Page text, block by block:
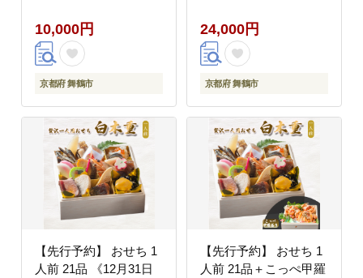
寄せ 京都 舞鶴 凡愚
10,000円
京都府 舞鶴市
理 盛り付け済み 取り分
け不要 年末 お取り寄せ
年内発送
24,000円
京都府 舞鶴市
【先行予約】 おせち 1
人前 21品 《12月31日
【先行予約】 おせち 1
人前 21品＋こっぺ甲羅